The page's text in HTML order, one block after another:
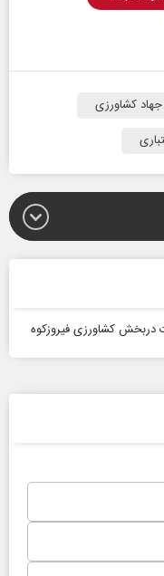
کشاورزی
دربخش کشاورزی فیروزکوه